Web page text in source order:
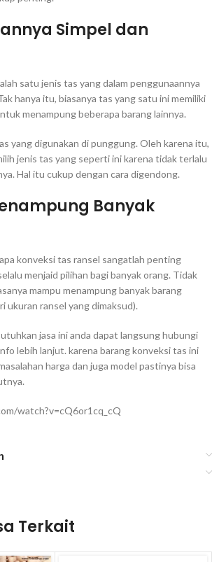
Simpel dan
satu jenis tas yang dalam penggunaannya
hanya itu, biasanya tas yang satu ini memiliki
menampung beberapa barang lainnya.
yang digunakan di punggung. Oleh karena itu,
jenis tas yang seperti ini karena tidak terlalu
Hal itu cukup dengan cara digendong.
Banyak
konveksi tas ransel sangatlah penting
menjaid pilihan bagi banyak orang. Tidak
mampu menampung banyak barang
ukuran ransel yang dimaksud).
jasa ini anda dapat langsung hubungi
lebih lanjut. karena barang konveksi tas ini
harga dan juga model pastinya bisa
watch?v=cQ6or1cq_cQ
Terkait